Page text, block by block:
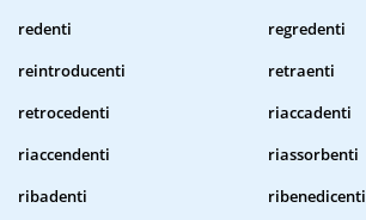
redenti
regredenti
reintroducenti
retraenti
retrocedenti
riaccadenti
riaccendenti
riassorbenti
ribadenti
ribenedicenti